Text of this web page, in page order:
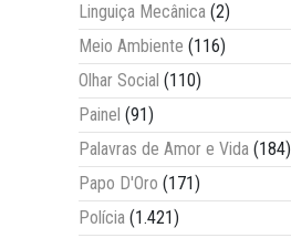
Linguiça Mecânica (2)
Meio Ambiente (116)
Olhar Social (110)
Painel (91)
Palavras de Amor e Vida (184)
Papo D'Oro (171)
Polícia (1.421)